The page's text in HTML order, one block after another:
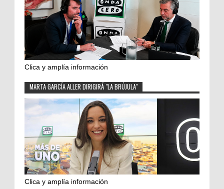
Clica y amplía información
MARTA GARCÍA ALLER DIRIGIRÁ "LA BRÚJULA"
Clica y amplía información